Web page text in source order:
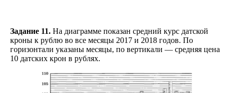
Задание 11. На диаграмме показан средний курс датской
кроны к рублю во все месяцы 2017 и 2018 годов. По
горизонтали указаны месяцы, по вертикали — средняя цена
10 датских крон в рублях.